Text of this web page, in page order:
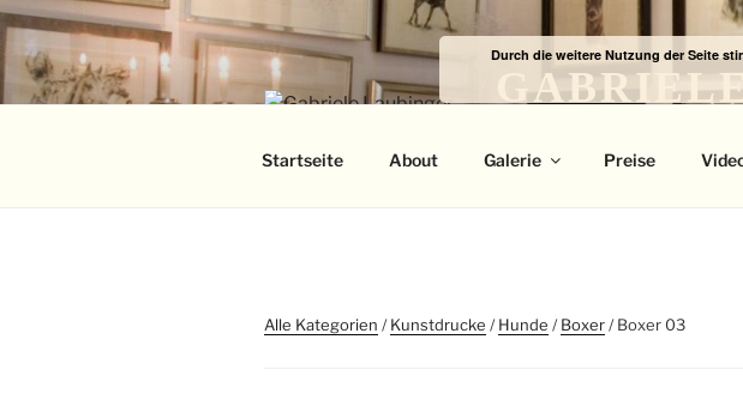
Zum
Inhalt
springen
Startseite About Galerie Preise
Alle Kategorien /Kunstdrucke /Hunde /Boxer/ Boxer 03
Durch die weitere Nutzung der Seite